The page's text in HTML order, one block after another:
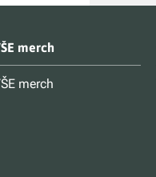
merch
merch